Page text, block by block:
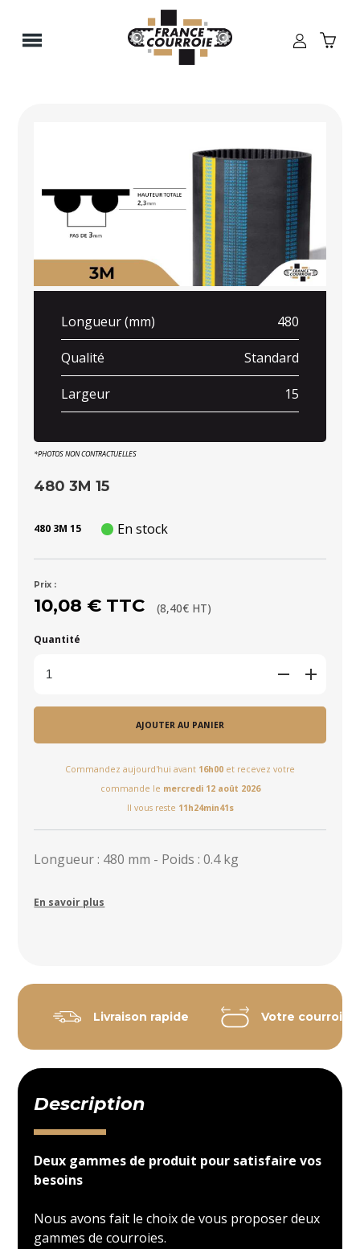
Longueur (mm) 480
Qualité Standard
Largeur 15
*PHOTOS NON CONTRACTUELLES
480 3M 15
480 3M 15 En stock
Prix :
10,08 € TTC (8,40€ HT)
Quantité
AJOUTER AU PANIER
Commandez aujourd'hui avant 16h00 et recevez votre
commande le mercredi 12 août 2026
Il vous reste 11h24min40s
Longueur : 480 mm - Poids : 0.4 kg
En savoir plus
Livraison rapide Votre courroie
Description
Deux gammes de produit pour satisfaire vos
besoins
Nous avons fait le choix de vous proposer deux
gammes de courroies.
Panneau de gestion des cookies